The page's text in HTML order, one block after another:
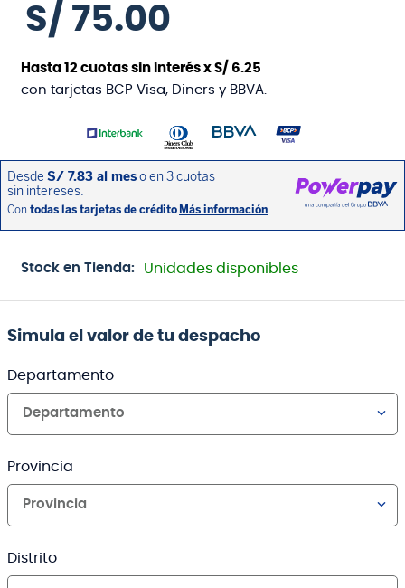
S/ 75.00
Hasta12 cuotas sin interés xS/ 6.25
con tarjetas BCP Visa, Diners y BBVA.
Stock en Tienda: Unidades disponibles
Simula el valor de tu despacho
Departamento
Departamento
Provincia
Provincia
Distrito